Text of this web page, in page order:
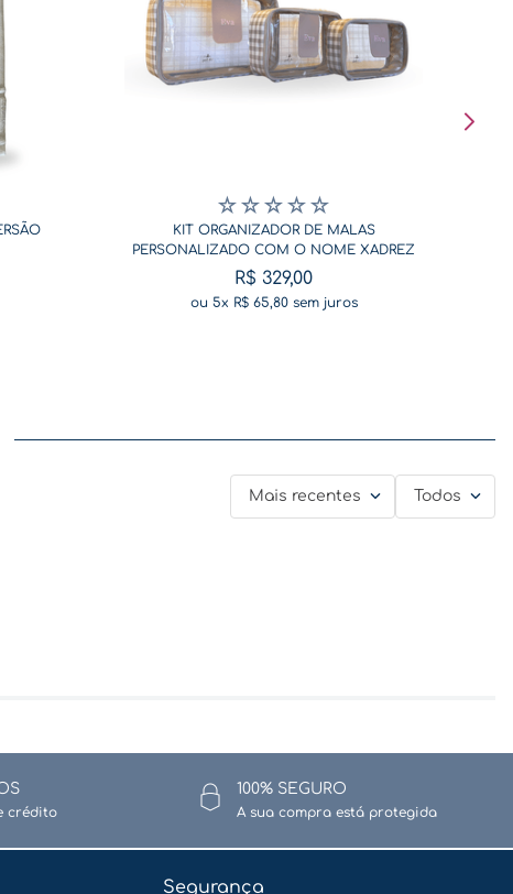
☆☆☆☆☆
KIT ORGANIZADOR DE MALAS
PERSONALIZADO COM O NOME XADREZ
BEGE
R$ 329,00
ou 5x R$ 65,80sem juros
Mais recentes Todos
crédito
100% SEGURO
A sua compra está protegida
Segurança